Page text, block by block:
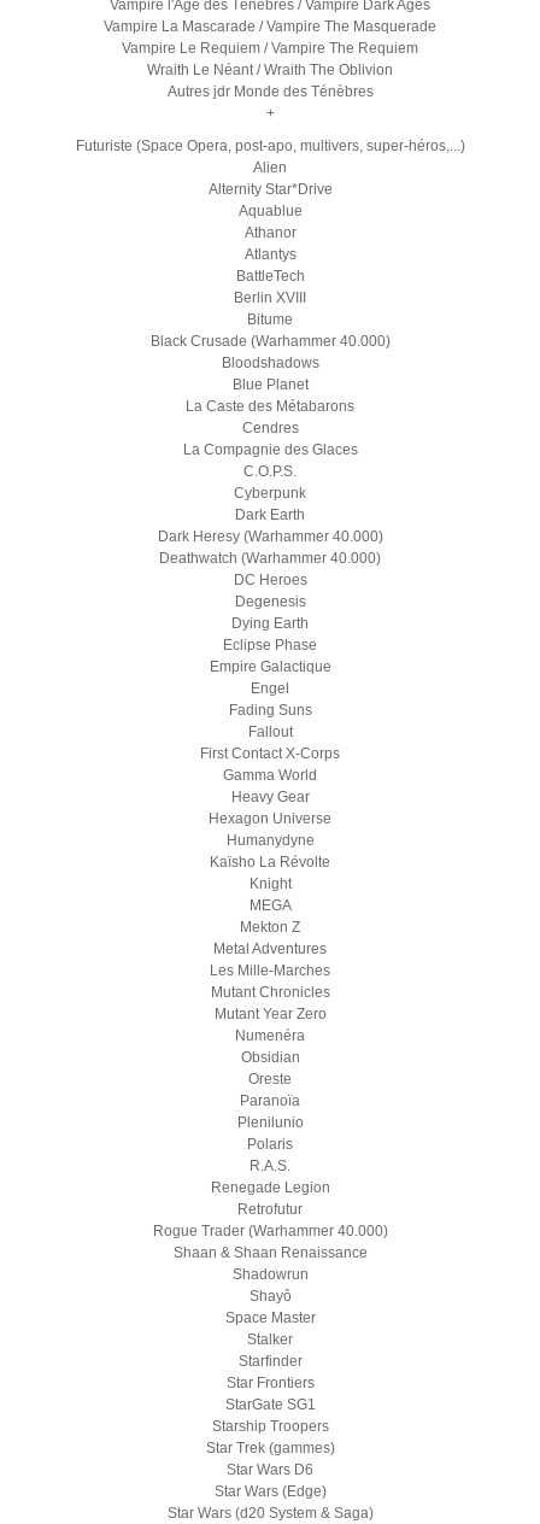
Vampire l'Age des Ténèbres / Vampire Dark Ages
Vampire La Mascarade / Vampire The Masquerade
Vampire Le Requiem / Vampire The Requiem
Wraith Le Néant / Wraith The Oblivion
Autres jdr Monde des Ténèbres
+
Futuriste (Space Opera, post-apo, multivers, super-héros,...)
Alien
Alternity Star*Drive
Aquablue
Athanor
Atlantys
BattleTech
Berlin XVIII
Bitume
Black Crusade (Warhammer 40.000)
Bloodshadows
Blue Planet
La Caste des Métabarons
Cendres
La Compagnie des Glaces
C.O.P.S.
Cyberpunk
Dark Earth
Dark Heresy (Warhammer 40.000)
Deathwatch (Warhammer 40.000)
DC Heroes
Degenesis
Dying Earth
Eclipse Phase
Empire Galactique
Engel
Fading Suns
Fallout
First Contact X-Corps
Gamma World
Heavy Gear
Hexagon Universe
Humanydyne
Kaïsho La Révolte
Knight
MEGA
Mekton Z
Metal Adventures
Les Mille-Marches
Mutant Chronicles
Mutant Year Zero
Numenéra
Obsidian
Oreste
Paranoïa
Plenilunio
Polaris
R.A.S.
Renegade Legion
Retrofutur
Rogue Trader (Warhammer 40.000)
Shaan & Shaan Renaissance
Shadowrun
Shayô
Space Master
Stalker
Starfinder
Star Frontiers
StarGate SG1
Starship Troopers
Star Trek (gammes)
Star Wars D6
Star Wars (Edge)
Star Wars (d20 System & Saga)